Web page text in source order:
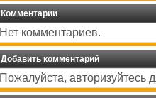
Комментарии
Нет комментариев.
Добавить комментарий
Пожалуйста, авторизуйтесь